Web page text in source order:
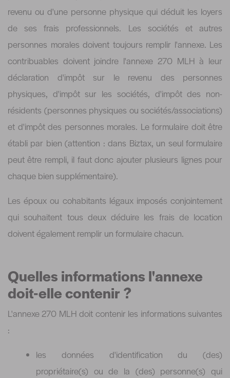
revenu ou d'une personne physique qui déduit les loyers
de ses frais professionnels. Les sociétés et autres
personnes morales doivent toujours remplir l'annexe. Les
contribuables doivent joindre l'annexe 270 MLH à leur
déclaration d'impôt sur le revenu des personnes
physiques, d'impôt sur les sociétés, d'impôt des non-
résidents (personnes physiques ou sociétés/associations)
et d'impôt des personnes morales. Le formulaire doit être
établi par bien (attention : dans Biztax, un seul formulaire
peut être rempli, il faut donc ajouter plusieurs lignes pour
chaque bien supplémentaire).
Les époux ou cohabitants légaux imposés conjointement
qui souhaitent tous deux déduire les frais de location
doivent également remplir un formulaire chacun.
Quelles informations l'annexe
doit-elle contenir ?
L'annexe 270 MLH doit contenir les informations suivantes
:
les données d'identification du (des)
propriétaire(s) ou de la (des) personne(s) qui